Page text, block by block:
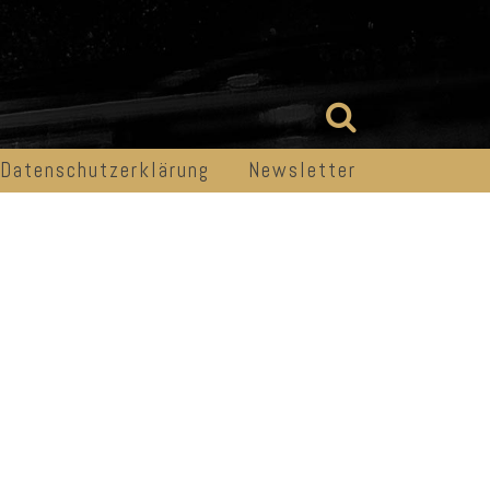
Datenschutzerklärung Newsletter